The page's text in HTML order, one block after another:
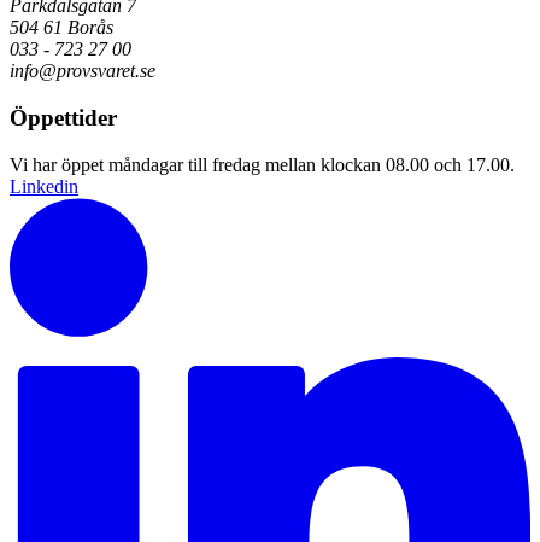
Parkdalsgatan 7
504 61 Borås
033 - 723 27 00
info@provsvaret.se
Öppettider
Vi har öppet måndagar till fredag mellan klockan 08.00 och 17.00.
Linkedin